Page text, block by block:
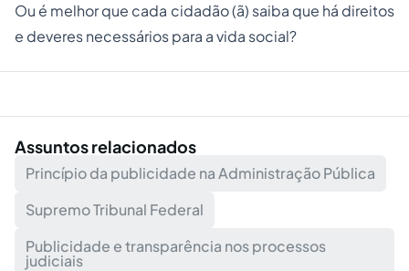
Ou é melhor que cada cidadão (ã) saiba que há direitos
e deveres necessários para a vida social?
Assuntos relacionados
Princípio da publicidade na Administração Pública
Supremo Tribunal Federal
Publicidade e transparência nos processos
judiciais